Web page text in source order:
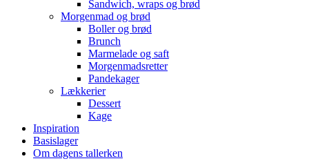
Sandwich, wraps og brød
Morgenmad og brød
Boller og brød
Brunch
Marmelade og saft
Morgenmadsretter
Pandekager
Lækkerier
Dessert
Kage
Inspiration
Basislager
Om dagens tallerken